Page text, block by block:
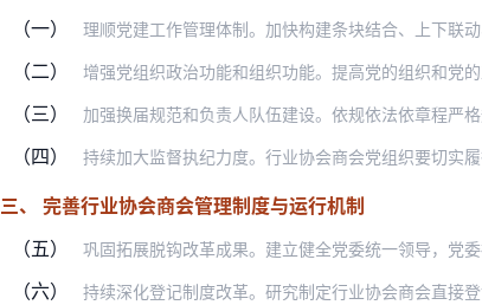
（一）
理顺党建工作管理体制。加快构建条块结合、上下联动、有效协
（二） 增强党组织政治功能和组织功能。提高党的组织和党的工作覆盖质
（三） 加强换届规范和负责人队伍建设。依规依法依章程严格规范换届，
（四） 持续加大监督执纪力度。行业协会商会党组织要切实履行全面从严
三、 完善行业协会商会管理制度与运行机制
（五）
巩固拓展脱钩改革成果。建立健全党委统一领导，党委社会工作部
（六） 持续深化登记制度改革。研究制定行业协会商会直接登记办法，建